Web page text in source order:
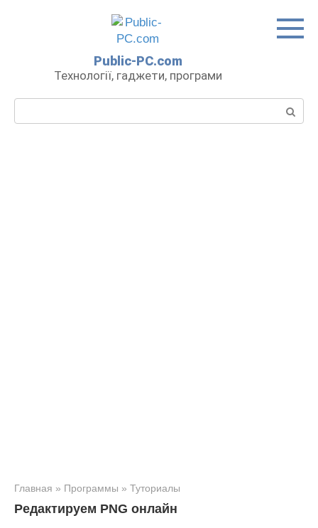
Public-PC.com
Технології, гаджети, програми
Главная » Программы » Туториалы
Редактируем PNG онлайн